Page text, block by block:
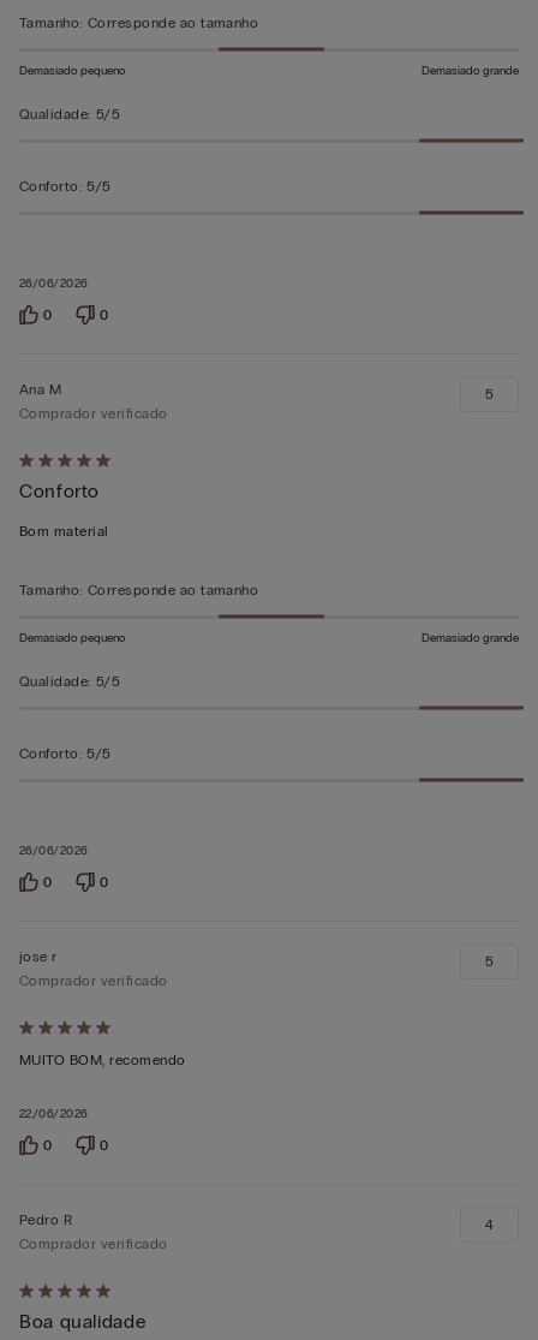
26/06/2026
Tamanho: Corresponde ao tamanho
Demasiado pequeno Demasiado grande
Qualidade: 5/5
Conforto: 5/5
0 0
Atribuiu
5
em
26/06/2026
Ana M
Comprador verificado
Conforto
Bom material
5
Tamanho: Corresponde ao tamanho
Demasiado pequeno Demasiado grande
Qualidade: 5/5
Conforto: 5/5
0 0
Atribuiu
5
5
22/06/2026
jose r
Comprador verificado
MUITO BOM, recomendo
5
0 0
Atribuiu
5
Pedro R
Comprador verificado
Boa qualidade
4